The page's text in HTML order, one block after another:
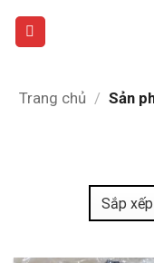
Trang chủ / Sản